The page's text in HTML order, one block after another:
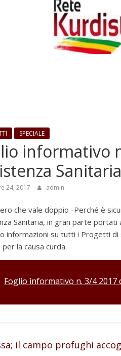
SPECIALE
informativo
Sanitaria
24, 2017 admin
che vale doppio -Perché è
Sanitaria, in gran parte
informazioni su tutti i Progetti
la causa curda.
Foglio informativo n. 3/4 2017
il campo profughi